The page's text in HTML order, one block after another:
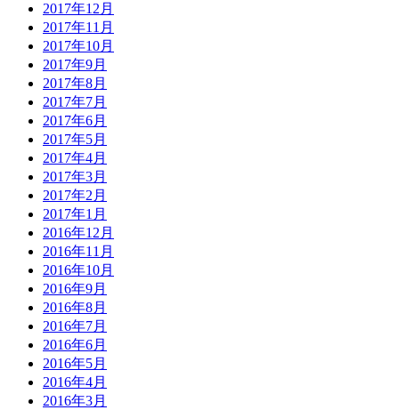
2017年12月
2017年11月
2017年10月
2017年9月
2017年8月
2017年7月
2017年6月
2017年5月
2017年4月
2017年3月
2017年2月
2017年1月
2016年12月
2016年11月
2016年10月
2016年9月
2016年8月
2016年7月
2016年6月
2016年5月
2016年4月
2016年3月